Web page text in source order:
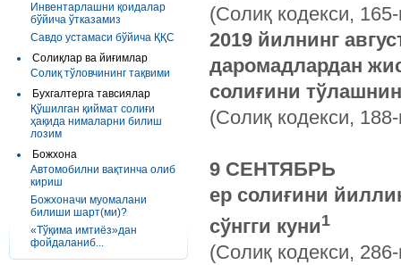
Инвентарлашни қоидалар
бўйича ўтказамиз
Савдо устамаси бўйича ҚҚС
Солиқлар ва йиғимлар
Солиқ тўловчининг тақвими
Бухгалтерга тавсиялар
Қўшилган қиймат солиғи
ҳақида нималарни билиш
лозим
Божхона
Автомобилни вақтинча олиб
кириш
Божхоначи муомалани
билиши шарт(ми)?
«Тўқима имтиёз»дан
фойдаланиб...
(Солиқ кодекси,
2019 йилнинг
даромадлардан
солиғини
(Солиқ кодекси,
9 СЕНТЯБРЬ
ер солиғини
сўнгги куни1
(Солиқ кодекси,